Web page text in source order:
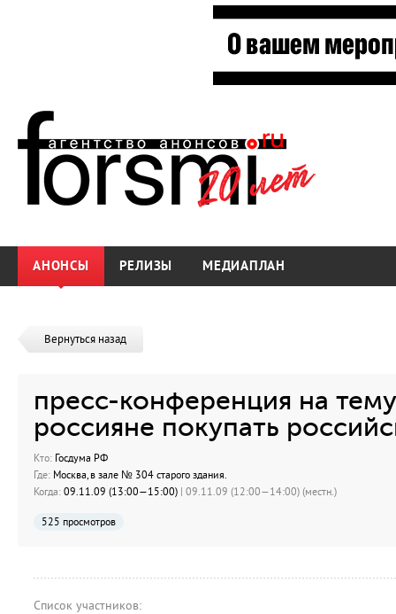
АНОНСЫ РЕЛИЗЫ МЕДИАПЛАН
Вернуться назад
пресс-конференция на
россияне покупать
Кто: Госдума РФ
Где: Москва, в зале № 304 старого здания.
Когда: 09.11.09 (13:00—15:00) | 09.11.09 (12:00—14:00) (местн.)
525 просмотров
Список участников: